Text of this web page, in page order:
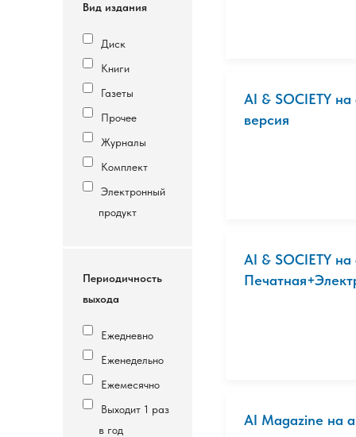
Вид издания
Диск
Книги
Газеты
Прочее
Журналы
Комплект
Электронный
продукт
Периодичность
выхода
Ежедневно
Еженедельно
Ежемесячно
Выходит 1 раз
в год
AI & SOCIETY
версия
AI & SOCIETY
AI Magazine на